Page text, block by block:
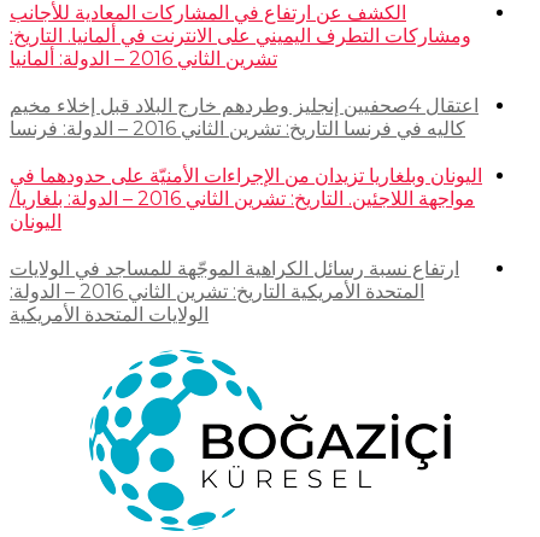
الكشف عن ارتفاع في المشاركات المعادية للأجانب
ومشاركات التطرف اليميني على الانترنت في ألمانيا. التاريخ:
تشرين الثاني 2016 – الدولة: ألمانيا
اعتقال 4صحفيين إنجليز وطردهم خارج البلاد قبل إخلاء مخيم
كاليه في فرنسا التاريخ: تشرين الثاني 2016 – الدولة: فرنسا
اليونان وبلغاريا تزيدان من الإجراءات الأمنيّة على حدودهما في
مواجهة اللاجئين. التاريخ: تشرين الثاني 2016 – الدولة: بلغاريا/
اليونان
ارتفاع نسبة رسائل الكراهية الموجّهة للمساجد في الولايات
المتحدة الأمريكية التاريخ: تشرين الثاني 2016 – الدولة:
الولايات المتحدة الأمريكية